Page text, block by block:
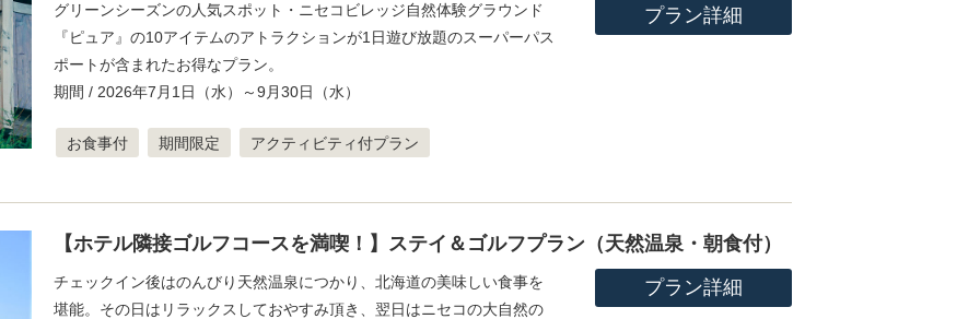
グリーンシーズンの人気スポット・ニセコビレッジ自然体験グラウンド
『ピュア』の10アイテムのアトラクションが1日遊び放題のスーパーパス
ポートが含まれたお得なプラン。
期間 / 2026年7月1日（水）～9月30日（水）
お食事付 期間限定 アクティビティ付プラン
プラン詳細
【ホテル隣接ゴルフコースを満喫！】ステイ＆ゴルフプラン（天然温泉・朝食付）
チェックイン後はのんびり天然温泉につかり、北海道の美味しい食事を
堪能。その日はリラックスしておやすみ頂き、翌日はニセコの大自然の
プラン詳細